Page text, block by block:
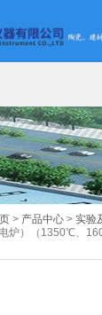
> 产品中心 >实验
炉）（1350℃、